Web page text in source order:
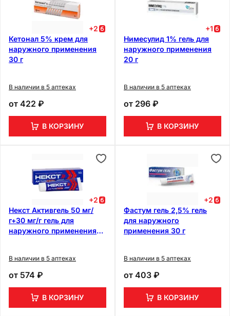
+2
Кетонал 5% крем для
наружного применения
30 г
В наличии в 5 аптеках
от 422 ₽
В КОРЗИНУ
+1
Нимесулид 1% гель для
наружного применения
20 г
В наличии в 5 аптеках
от 296 ₽
В КОРЗИНУ
+2
Некст Активгель 50 мг/
г+30 мг/г гель для
наружного применения
В наличии в 5 аптеках
от 574 ₽
В КОРЗИНУ
+2
Фастум гель 2,5% гель
для наружного
применения 30 г
В наличии в 5 аптеках
от 403 ₽
В КОРЗИНУ